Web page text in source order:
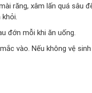
răng, xâm lấn quá sâu
đớn mỗi khi ăn uống.
vào. Nếu không vệ